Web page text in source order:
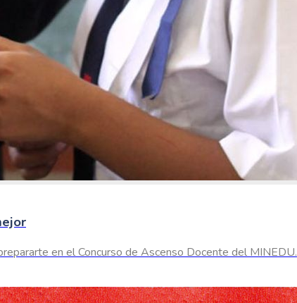
en el Concurso de Ascenso Docente del MINEDU.